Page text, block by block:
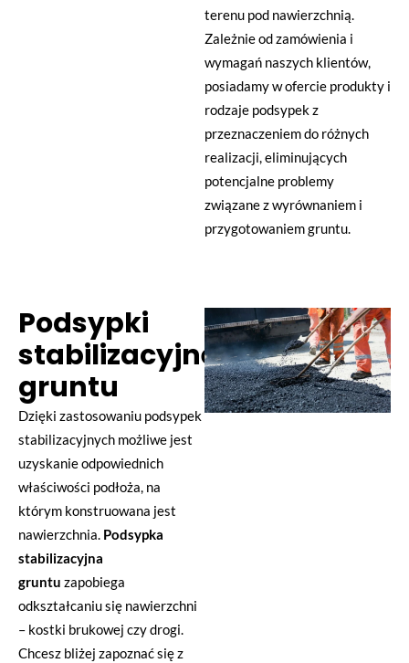
terenu pod nawierzchnią.
Zależnie od zamówienia i
wymagań naszych klientów,
posiadamy w ofercie produkty i
rodzaje podsypek z
przeznaczeniem do różnych
realizacji, eliminujących
potencjalne problemy
związane z wyrównaniem i
przygotowaniem gruntu.
Podsypki
stabilizacyjne
gruntu
Dzięki zastosowaniu podsypek
stabilizacyjnych możliwe jest
uzyskanie odpowiednich
właściwości podłoża, na
którym konstruowana jest
nawierzchnia. Podsypka
stabilizacyjna
gruntu zapobiega
odkształcaniu się nawierzchni
– kostki brukowej czy drogi.
Chcesz bliżej zapoznać się z